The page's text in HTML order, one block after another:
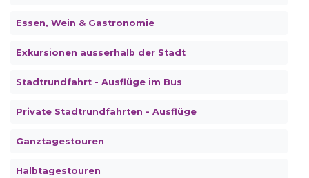
Essen, Wein & Gastronomie
Exkursionen ausserhalb der Stadt
Stadtrundfahrt - Ausflüge im Bus
Private Stadtrundfahrten - Ausflüge
Ganztagestouren
Halbtagestouren